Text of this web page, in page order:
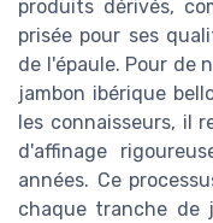
produits dérivés,
prisée pour ses
de l'épaule. Pour de
jambon ibérique
les connaisseurs, il
d'affinage
années. Ce
chaque tranche de